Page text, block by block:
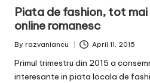
Piata de fashion, tot
online romanesc
Posted
By razvaniancu April 11, 2015
Primul trimestru din 2015 a
interesante in piata locala de